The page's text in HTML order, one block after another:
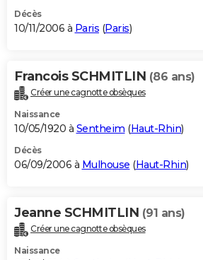
Décès
10/11/2006 à Paris (Paris)
Francois SCHMITLIN (86 ans)
Créer une cagnotte obsèques
Naissance
10/05/1920 à Sentheim (Haut-Rhin)
Décès
06/09/2006 à Mulhouse (Haut-Rhin)
Jeanne SCHMITLIN (91 ans)
Créer une cagnotte obsèques
Naissance